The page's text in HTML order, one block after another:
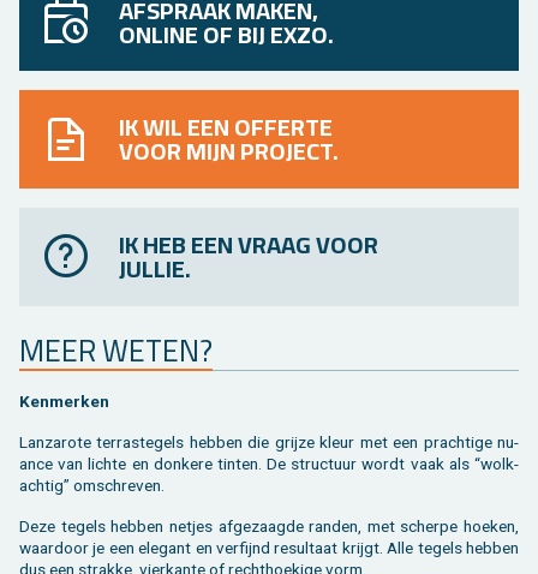
AFSPRAAK MAKEN,
ONLINE OF BIJ EXZO.
IK WIL EEN OFFERTE
VOOR MIJN PROJECT.
IK HEB EEN VRAAG VOOR
JULLIE.
MEER WETEN?
Ken­mer­ken
Lan­za­ro­te terras­tegels heb­ben die grij­ze kleur met een prach­ti­ge nu­
an­ce van lich­te en don­ke­re tin­ten. De struc­tuur wordt vaak als “wolk­
ach­tig” om­schre­ven.
Deze te­gels heb­ben net­jes af­ge­zaag­de ran­den, met scher­pe hoe­ken,
waar­door je een ele­gant en ver­fijnd re­sul­taat krijgt. Alle te­gels heb­ben
dus een strak­ke, vier­kan­te of recht­hoe­ki­ge vorm.